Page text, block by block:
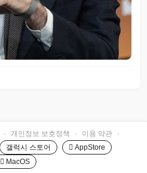
· 개인정보 보호정책 · 이용 약관
·
갤럭시 스토어
 AppStore
 MacOS